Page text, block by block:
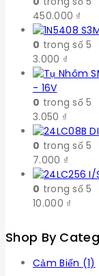
450.000 ₫
0 trong số 5
3.000 ₫
- 16V
0 trong số 5
3.050 ₫
0 trong số 5
7.000 ₫
0 trong số 5
10.000 ₫
Shop By
Cảm Biến (1)